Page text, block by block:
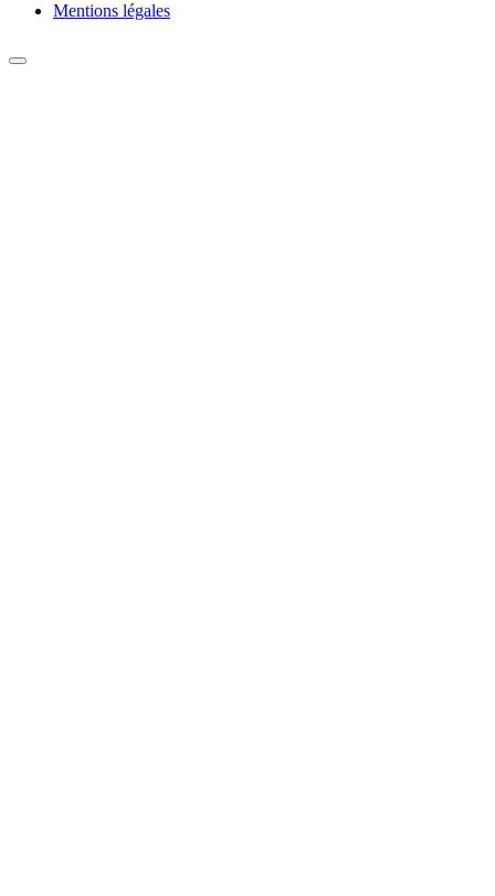
Mentions légales